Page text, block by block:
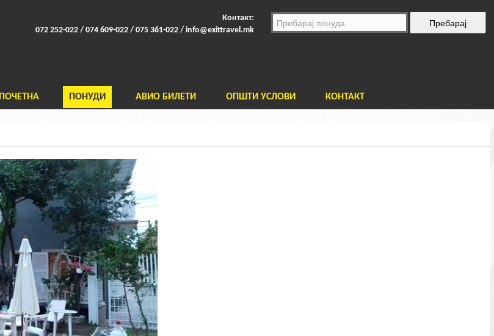
Контакт:
072 252-022 / 074 609-022 / 075 361-022 / info@exittravel.mk
ПОЧЕТНА ПОНУДИ АВИО БИЛЕТИ ОПШТИ УСЛОВИ КОНТАКТ